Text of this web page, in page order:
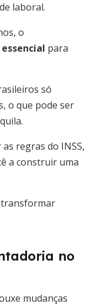
laboral.
o
para
só
o que pode ser
regras do INSS,
a construir uma
transformar
no
mudanças